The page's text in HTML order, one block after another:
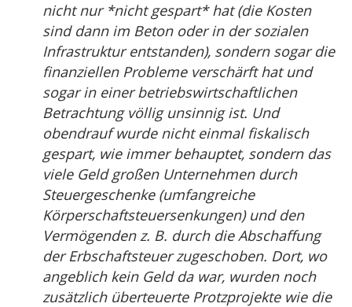
nicht nur *nicht gespart* hat (die Kosten
sind dann im Beton oder in der sozialen
Infrastruktur entstanden), sondern sogar die
finanziellen Probleme verschärft hat und
sogar in einer betriebswirtschaftlichen
Betrachtung völlig unsinnig ist. Und
obendrauf wurde nicht einmal fiskalisch
gespart, wie immer behauptet, sondern das
viele Geld großen Unternehmen durch
Steuergeschenke (umfangreiche
Körperschaftsteuersenkungen) und den
Vermögenden z. B. durch die Abschaffung
der Erbschaftsteuer zugeschoben. Dort, wo
angeblich kein Geld da war, wurden noch
zusätzlich überteuerte Protzprojekte wie die